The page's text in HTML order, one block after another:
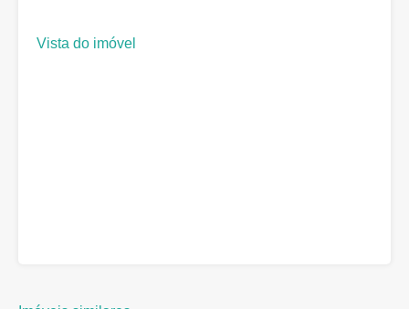
Vista do imóvel